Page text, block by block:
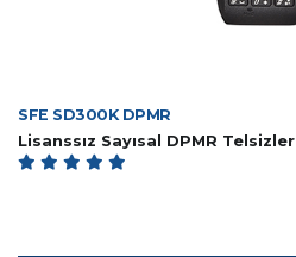
SFE SD300K DPMR
Lisanssız Sayısal DPMR Telsizler